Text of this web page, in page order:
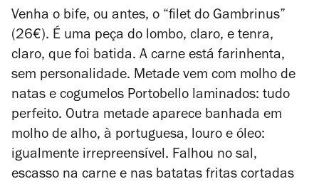
Venha o bife, ou antes, o “filet do Gambrinus”
(26€). É uma peça do lombo, claro, e tenra,
claro, que foi batida. A carne está farinhenta,
sem personalidade. Metade vem com molho de
natas e cogumelos Portobello laminados: tudo
perfeito. Outra metade aparece banhada em
molho de alho, à portuguesa, louro e óleo:
igualmente irrepreensível. Falhou no sal,
escasso na carne e nas batatas fritas cortadas